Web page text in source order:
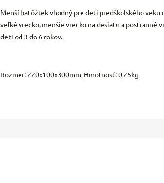
Menší batôžtek vhodný pre deti predškolského veku
veľké vrecko, menšie vrecko na desiatu a postranné
deti od 3 do 6 rokov.
Rozmer: 220x100x300mm, Hmotnosť: 0,25kg